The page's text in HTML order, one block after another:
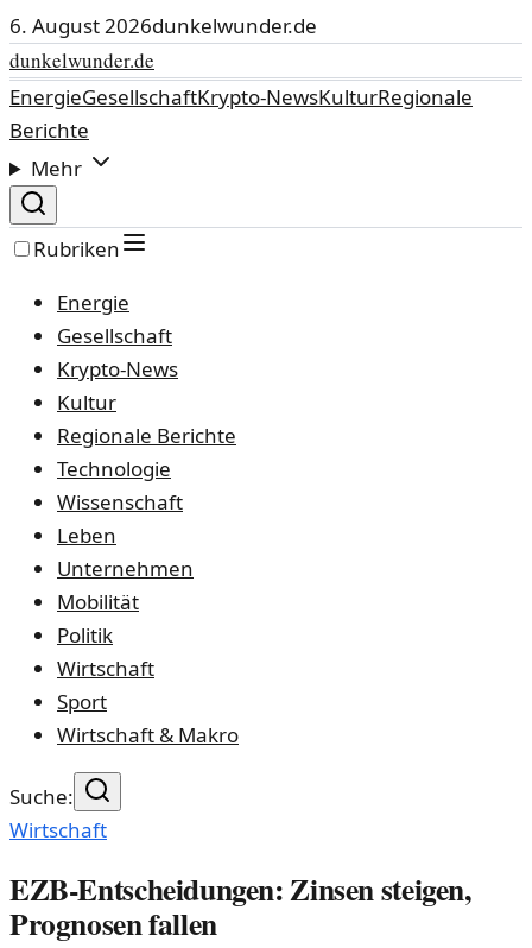
6. August 2026dunkelwunder.de
dunkelwunder.de
EnergieGesellschaftKrypto-NewsKulturRegionale
Berichte
Mehr
Rubriken
Energie
Gesellschaft
Krypto-News
Kultur
Regionale Berichte
Technologie
Wissenschaft
Leben
Unternehmen
Mobilität
Politik
Wirtschaft
Sport
Wirtschaft & Makro
Suche:
Wirtschaft
EZB-Entscheidungen: Zinsen steigen,
Prognosen fallen